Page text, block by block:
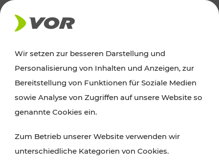
AKTUELLES
News
Alle wichtigen Meldungen zu Fahrplanänderungen,
finden Sie hier im Überblick.
Wir setzen zur besseren Darstellung und
Personalisierung von Inhalten und Anzeigen, zur
Bereitstellung von Funktionen für Soziale Medien
sowie Analyse von Zugriffen auf unsere Website so
genannte Cookies ein.
Zum Betrieb unserer Website verwenden wir
unterschiedliche Kategorien von Cookies.